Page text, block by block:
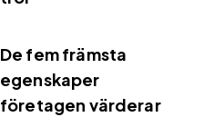
De fem främsta
egenskaper
företagen värderar